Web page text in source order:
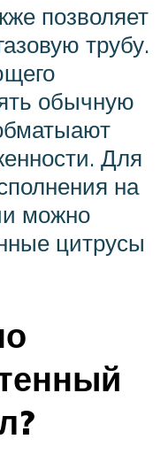
позволяет
трубу.
обычную
Для
на
можно
цитрусы